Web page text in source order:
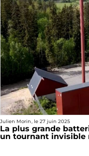
Julien Morin, le 27 juin 2025
La plus grande
un tournant invisible